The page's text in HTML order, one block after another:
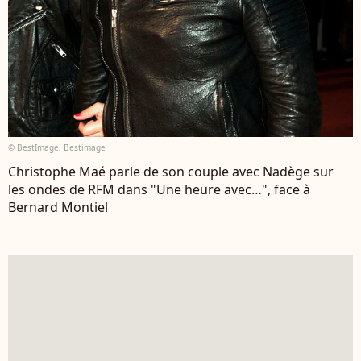
© BestImage, Bestimage
Christophe Maé parle de son couple avec Nadège sur
les ondes de RFM dans "Une heure avec…", face à
Bernard Montiel